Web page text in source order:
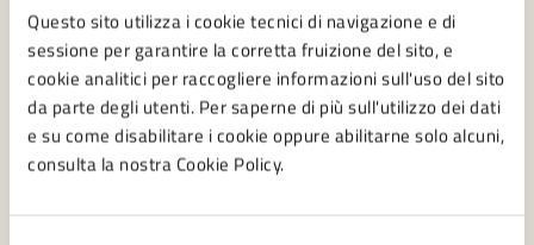
Questo sito utilizza i cookie tecnici di navigazione e di
sessione per garantire la corretta fruizione del sito, e
cookie analitici per raccogliere informazioni sull'uso del sito
da parte degli utenti. Per saperne di più sull'utilizzo dei dati
e su come disabilitare i cookie oppure abilitarne solo alcuni,
consulta la nostra Cookie Policy.
Ufficio Partecipazione
Settore Servizi amministrativi, Partecipazione e
Patrimonio